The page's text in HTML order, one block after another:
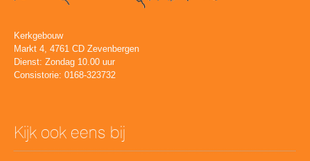
Kerkgebouw
Markt 4, 4761 CD Zevenbergen
Dienst: Zondag 10.00 uur
Consistorie: 0168-323732
Kijk ook eens bij